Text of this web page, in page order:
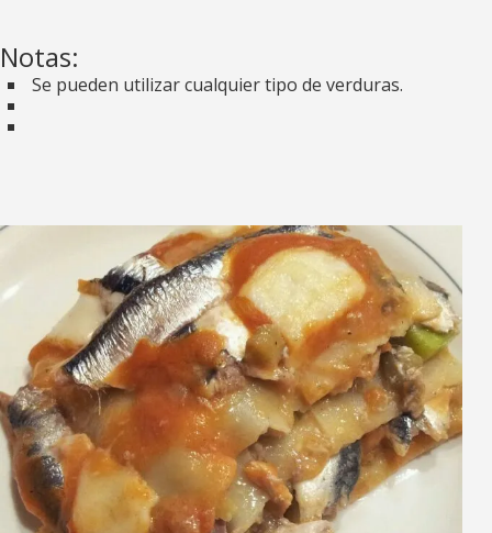
Notas:
Se pueden utilizar cualquier tipo de verduras.